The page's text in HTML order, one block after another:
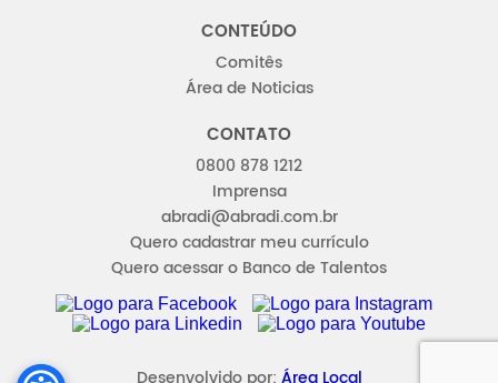
CONTEÚDO
Comitês
Área de Noticias
CONTATO
0800 878 1212
Imprensa
abradi@abradi.com.br
Quero cadastrar meu currículo
Quero acessar o Banco de Talentos
FACEBOOK INSTAGRAM
LINKEDIN YOUTUBE